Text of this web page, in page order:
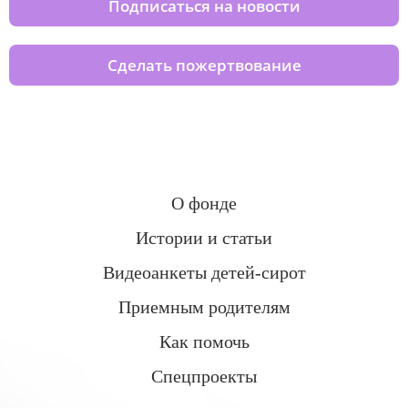
Подписаться на новости
Сделать пожертвование
О фонде
Истории и статьи
Видеоанкеты детей-сирот
Приемным родителям
Как помочь
Спецпроекты